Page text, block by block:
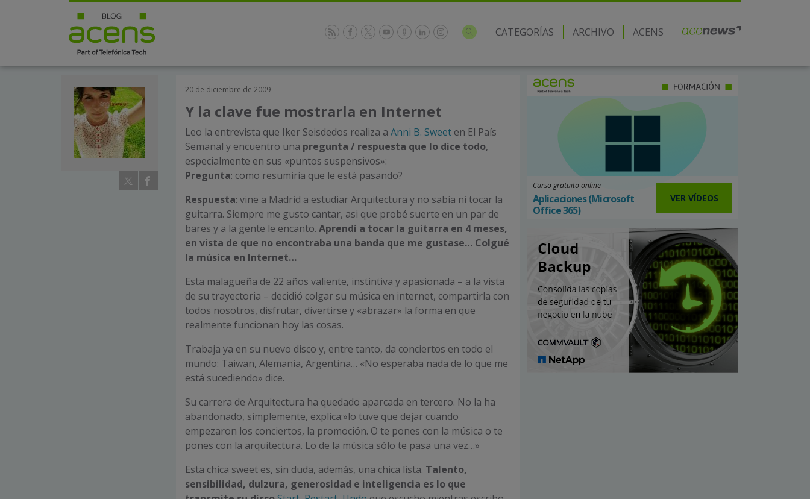
CATEGORÍAS ARCHIVO ACENS
20 de diciembre de 2009
Y la clave fue mostrarla en Internet
Leo la entrevista que Iker Seisdedos realiza a Anni B. Sweet en El País
Semanal y encuentro una pregunta / respuesta que lo dice todo,
especialmente en sus «puntos suspensivos»:
Pregunta: como resumiría que le está pasando?
Respuesta: vine a Madrid a estudiar Arquitectura y no sabía ni tocar la
guitarra. Siempre me gusto cantar, asi que probé suerte en un par de
bares y a la gente le encanto. Aprendí a tocar la guitarra en 4 meses,
en vista de que no encontraba una banda que me gustase… Colgué
la música en Internet…
Esta malagueña de 22 años valiente, instintiva y apasionada – a la vista
de su trayectoria – decidió colgar su música en internet, compartirla con
todos nosotros, disfrutar, divertirse y «abrazar» la forma en que
realmente funcionan hoy las cosas.
Trabaja ya en su nuevo disco y, entre tanto, da conciertos en todo el
mundo: Taiwan, Alemania, Argentina… «No esperaba nada de lo que me
está sucediendo» dice.
Su carrera de Arquitectura ha quedado aparcada en tercero. No la ha
abandonado, simplemente, explica:»lo tuve que dejar cuando
empezaron los conciertos, la promoción. O te pones con la música o te
pones con la arquitectura. Lo de la música sólo te pasa una vez…»
Esta chica sweet es, sin duda, además, una chica lista. Talento,
sensibilidad, dulzura, generosidad e inteligencia es lo que
Curso gratuito online
Aplicaciones (Microsoft
Office 365)
VER VÍDEOS